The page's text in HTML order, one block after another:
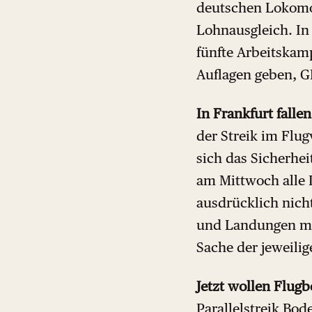
deutschen
Lohnausgleich.
fünfte
Auflagen geben,
In Frankfurt fallen
der Streik im
sich das
am Mittwoch alle
ausdrücklich
und Landungen
Sache der
Jetzt wollen